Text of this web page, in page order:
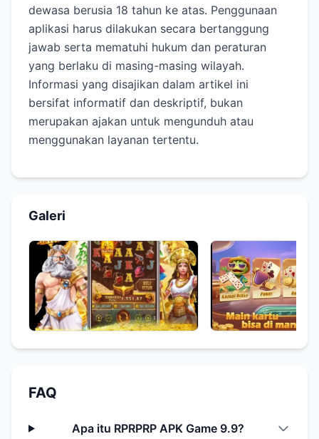
dewasa berusia 18 tahun ke atas. Penggunaan
aplikasi harus dilakukan secara bertanggung
jawab serta mematuhi hukum dan peraturan
yang berlaku di masing-masing wilayah.
Informasi yang disajikan dalam artikel ini
bersifat informatif dan deskriptif, bukan
merupakan ajakan untuk mengunduh atau
menggunakan layanan tertentu.
Galeri
FAQ
Apa itu RPRPRP APK Game 9.9?